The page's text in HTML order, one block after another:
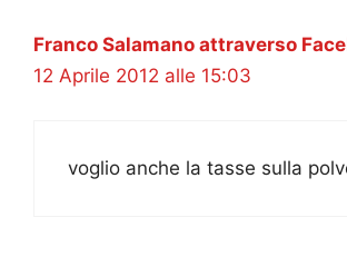
Franco Salamano attraverso
12 Aprile 2012 alle 15:03
voglio anche la tasse sulla